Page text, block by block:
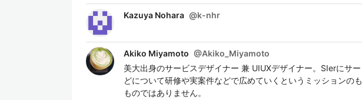
Kazuya Nohara @k-nhr
Akiko Miyamoto @Akiko_Miyamoto
美大出身のサービスデザイナー 兼 UIUXデザイナー。SIerにサ
どについて研修や実案件などで広めていくというミッションの
ものではありません。